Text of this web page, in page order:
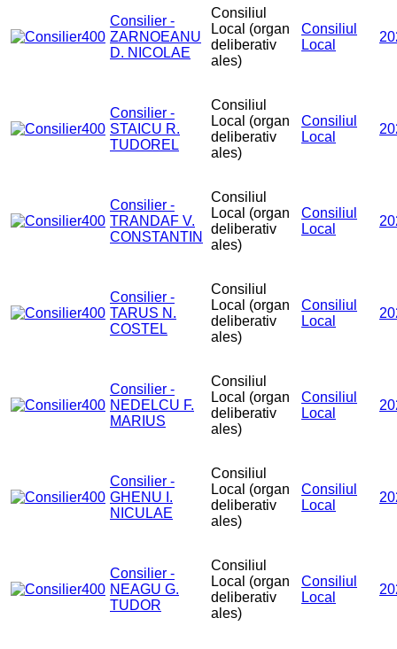
Consilier -
ZARNOEANU
D. NICOLAE
Consiliul
Local (organ
deliberativ
ales)
Consiliul
Local
Consilier -
STAICU R.
TUDOREL
Consiliul
Local (organ
deliberativ
ales)
Consiliul
Local
Consilier -
TRANDAF V.
CONSTANTIN
Consiliul
Local (organ
deliberativ
ales)
Consiliul
Local
Consilier -
TARUS N.
COSTEL
Consiliul
Local (organ
deliberativ
ales)
Consiliul
Local
Consilier -
NEDELCU F.
MARIUS
Consiliul
Local (organ
deliberativ
ales)
Consiliul
Local
Consilier -
GHENU I.
NICULAE
Consiliul
Local (organ
deliberativ
ales)
Consiliul
Local
Consilier -
NEAGU G.
TUDOR
Consiliul
Local (organ
deliberativ
ales)
Consiliul
Local